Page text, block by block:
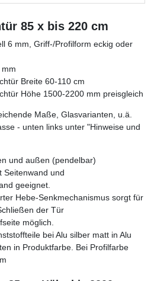
85 x bis 220 cm
6 mm, Griff-/Profilform eckig oder
Breite 60-110 cm
Höhe 1500-2200 mm preisgleich
Maße, Glasvarianten, u.ä.
- unten links unter "Hinweise und
und außen (pendelbar)
Seitenwand und
geeignet.
Hebe-Senkmechanismus sorgt für
der Tür
möglich.
bei Alu silber matt in Alu
in Produktfarbe. Bei Profilfarbe